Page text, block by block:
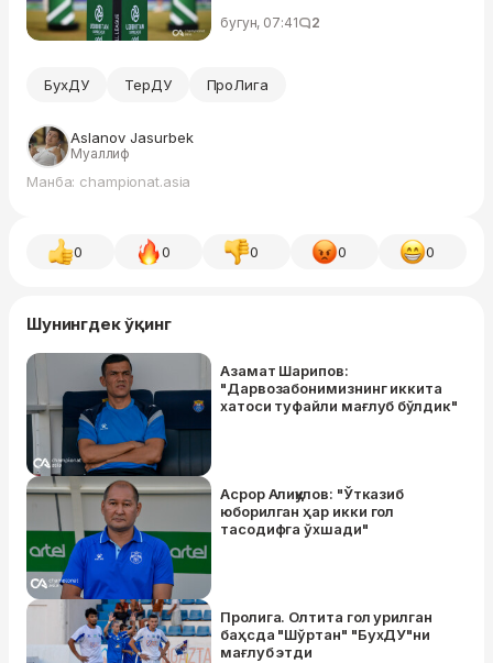
бугун, 07:41 2
БухДУ ТерДУ ПроЛига
Aslanov Jasurbek
Муаллиф
Манба: championat.asia
0 0 0 0 0
Шунингдек ўқинг
Азамат Шарипов:
"Дарвозабонимизнинг иккита
хатоси туфайли мағлуб бўлдик"
Асрор Алиқулов: "Ўтказиб
юборилган ҳар икки гол
тасодифга ўхшади"
Пролига. Олтита гол урилган
баҳсда "Шўртан" "БухДУ"ни
мағлуб этди